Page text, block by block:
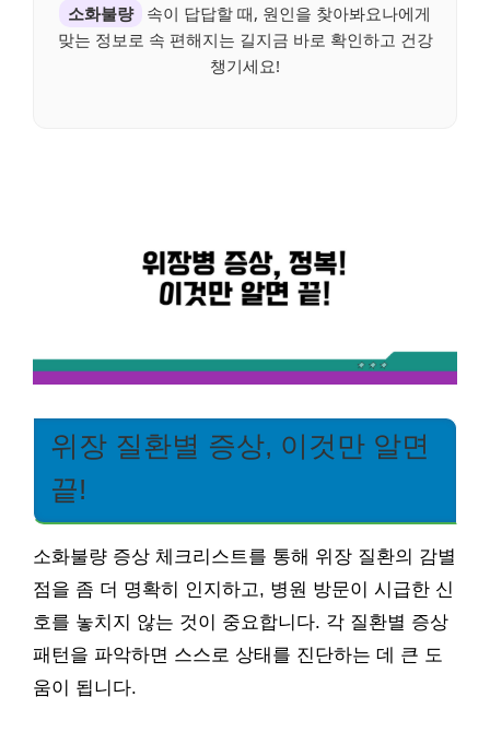
소화불량
속이 답답할 때, 원인을 찾아봐요나에게
맞는 정보로 속 편해지는 길지금 바로 확인하고 건강
챙기세요!
위장 질환별 증상, 이것만 알면
끝!
소화불량 증상 체크리스트를 통해 위장 질환의 감별
점을 좀 더 명확히 인지하고, 병원 방문이 시급한 신
호를 놓치지 않는 것이 중요합니다. 각 질환별 증상
패턴을 파악하면 스스로 상태를 진단하는 데 큰 도
움이 됩니다.